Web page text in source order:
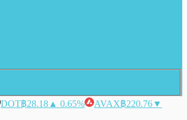
DOT฿28.18 ▲ 0.65% AVAX฿220.76▼